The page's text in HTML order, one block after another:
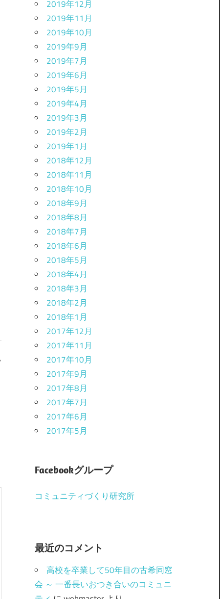
2019年12月
2019年11月
2019年10月
2019年9月
2019年7月
2019年6月
2019年5月
2019年4月
2019年3月
2019年2月
2019年1月
2018年12月
2018年11月
2018年10月
2018年9月
2018年8月
2018年7月
2018年6月
2018年5月
2018年4月
2018年3月
2018年2月
2018年1月
2017年12月
2017年11月
2017年10月
2017年9月
2017年8月
2017年7月
2017年6月
2017年5月
Facebookグループ
コミュニティづくり研究所
最近のコメント
高校を卒業して50年目の古希同窓
会 ～ 一番長いおつき合いのコミュニ